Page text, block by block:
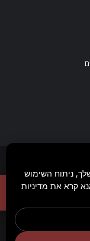
באתר זה תחליף להוועצות עם
בעלון לצרכן לפני
ואופן השימוש,
ניתוח השימוש
קרא את מדיניות